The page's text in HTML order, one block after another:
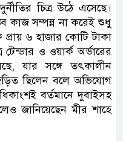
চিত্র উঠে এসেছে।
কাজ সম্পন্ন না করেই শুধু
প্রায় ৬ হাজার কোটি টাকা
ও ওয়ার্ক অর্ডারের
যার সঙ্গে তৎকালীন
ছিলেন বলে অভিযোগ
বর্তমানে দুবাইসহ
জানিয়েছেন মীর শাহে